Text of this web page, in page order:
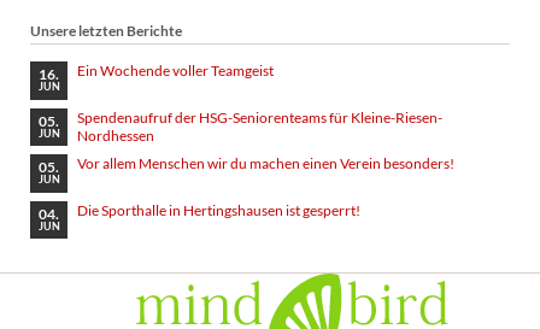
Unsere letzten Berichte
16.
JUN
Ein Wochende voller Teamgeist
05.
JUN
Spendenaufruf der HSG-Seniorenteams für Kleine-Riesen-
Nordhessen
05.
JUN
Vor allem Menschen wir du machen einen Verein besonders!
04.
JUN
Die Sporthalle in Hertingshausen ist gesperrt!